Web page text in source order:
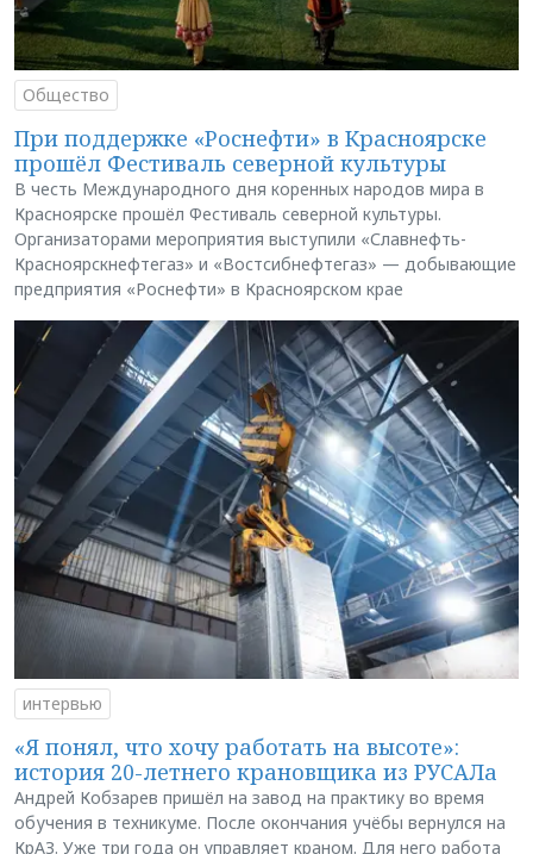
Общество
При поддержке «Роснефти» в Красноярске
прошёл Фестиваль северной культуры
В честь Международного дня коренных народов мира в
Красноярске прошёл Фестиваль северной культуры.
Организаторами мероприятия выступили «Славнефть-
Красноярскнефтегаз» и «Востсибнефтегаз» — добывающие
предприятия «Роснефти» в Красноярском крае
интервью
«Я понял, что хочу работать на высоте»:
история 20-летнего крановщика из РУСАЛа
Андрей Кобзарев пришёл на завод на практику во время
обучения в техникуме. После окончания учёбы вернулся на
КрАЗ. Уже три года он управляет краном. Для него работа